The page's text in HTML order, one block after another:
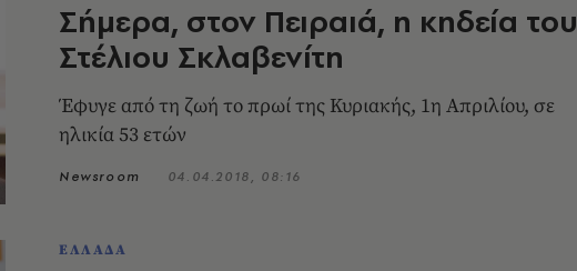
Σήμερα, στον Πειραιά, η κηδεία του
Στέλιου Σκλαβενίτη
Έφυγε από τη ζωή το πρωί της Κυριακής, 1η Απριλίου, σε
ηλικία 53 ετών
Newsroom 04.04.2018, 08:16
ΕΛΛΑΔΑ